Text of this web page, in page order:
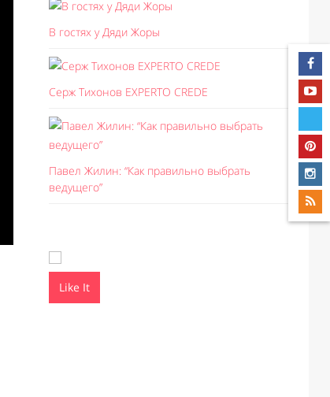
В гостях у Дяди Жоры
Серж Тихонов EXPERTO CREDE
Павел Жилин: “Как правильно выбрать
ведущего”
Like It